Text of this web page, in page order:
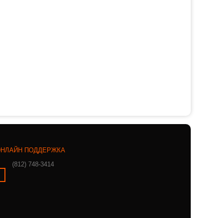
ПОДДЕРЖКА
(812) 748-3414